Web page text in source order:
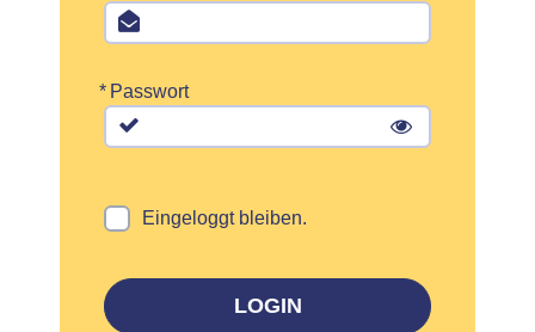
* Passwort
Eingeloggt bleiben.
LOGIN